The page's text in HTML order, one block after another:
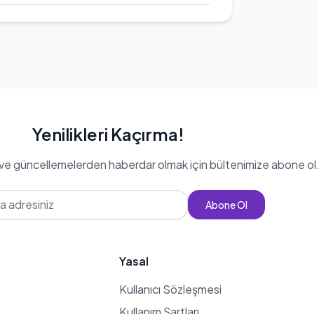
390 kg bulunmaktadır. Bu
Yenilikleri Kaçırma!
güncellemelerden haberdar olmak için bültenimize abone ol.
Abone Ol
Yasal
Kullanıcı Sözleşmesi